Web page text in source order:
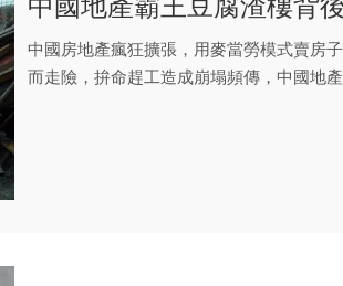
中國房地產瘋狂擴張，用麥當勞模式賣房
而走險，拚命趕工造成崩塌頻傳，中國地